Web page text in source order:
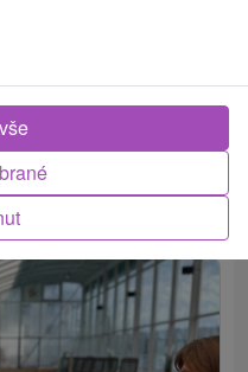
Health Spa
do 25 % na termíny
Hotel, křídlo Grand
Splendid
se přímo na...